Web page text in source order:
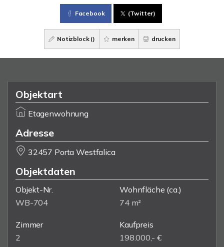
Facebook (Twitter)
Notizblock () merken drucken
Objektart
Etagenwohnung
Adresse
32457 Porta Westfalica
Objektdaten
Objekt-Nr.
WB-704
Wohnfläche (ca.)
74 m²
Zimmer
2
Kaufpreis
198.000,- €